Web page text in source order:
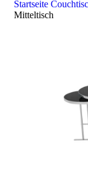
Startseite
Mitteltisch